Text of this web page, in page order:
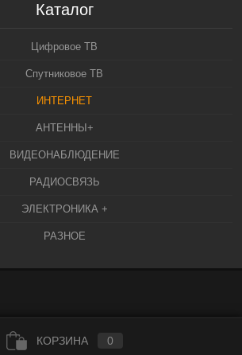
Каталог
Цифровое ТВ
Спутниковое ТВ
ИНТЕРНЕТ
АНТЕННЫ+
ВИДЕОНАБЛЮДЕНИЕ
РАДИОСВЯЗЬ
ЭЛЕКТРОНИКА +
РАЗНОЕ
КОРЗИНА 0